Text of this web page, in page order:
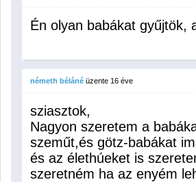
Én olyan babákat gyűjtök,
németh béláné üzente 16 éve
sziasztok,
Nagyon szeretem a
szeműt,és götz-babákat
és az élethúeket is
szeretném ha az enyém